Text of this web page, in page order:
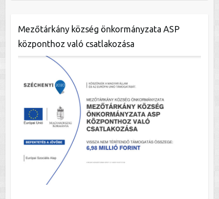
Mezőtárkány község önkormányzata ASP
központhoz való csatlakozása